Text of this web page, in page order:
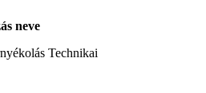
neve
Technikai